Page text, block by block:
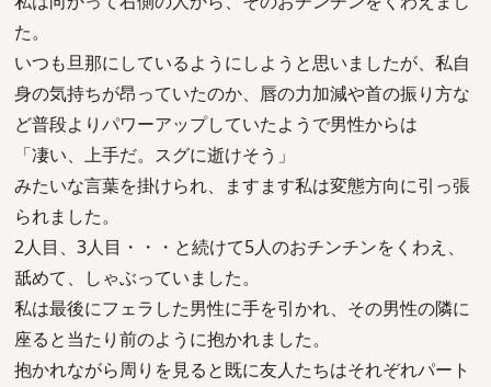
た。
いつも旦那にしているようにしようと思いましたが、私自
身の気持ちが昂っていたのか、唇の力加減や首の振り方な
ど普段よりパワーアップしていたようで男性からは
「凄い、上手だ。スグに逝けそう」
みたいな言葉を掛けられ、ますます私は変態方向に引っ張
られました。
2人目、3人目・・・と続けて5人のおチンチンをくわえ、
舐めて、しゃぶっていました。
私は最後にフェラした男性に手を引かれ、その男性の隣に
座ると当たり前のように抱かれました。
抱かれながら周りを見ると既に友人たちはそれぞれパート